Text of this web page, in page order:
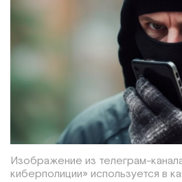
Изображение из телеграм-
киберполиции» используется в